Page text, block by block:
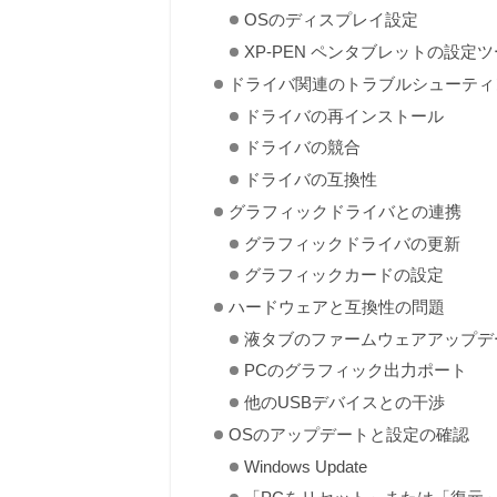
OSのディスプレイ設定
XP-PEN ペンタブレットの設定
ドライバ関連のトラブルシューテ
ドライバの再インストール
ドライバの競合
ドライバの互換性
グラフィックドライバとの連携
グラフィックドライバの更新
グラフィックカードの設定
ハードウェアと互換性の問題
液タブのファームウェアアップデ
PCのグラフィック出力ポート
他のUSBデバイスとの干渉
OSのアップデートと設定の確認
Windows Update